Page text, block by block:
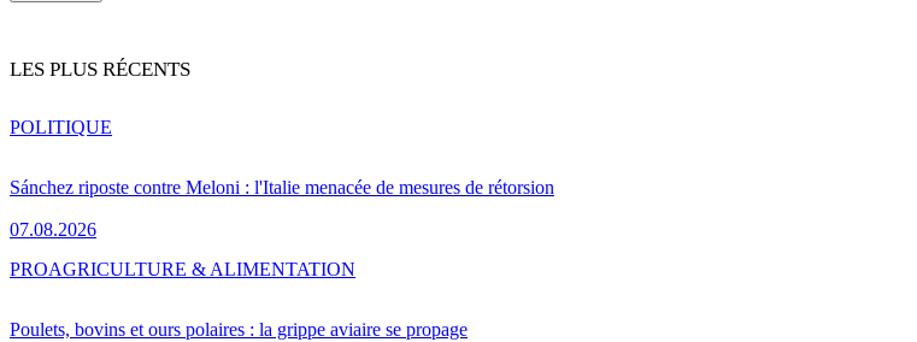
LES PLUS RÉCENTS
Sánchez riposte contre Meloni : l'Italie menacée de mesures de rétorsion
07.08.2026
POLITIQUE
Poulets, bovins et ours polaires : la grippe aviaire se propage
PROAGRICULTURE & ALIMENTATION